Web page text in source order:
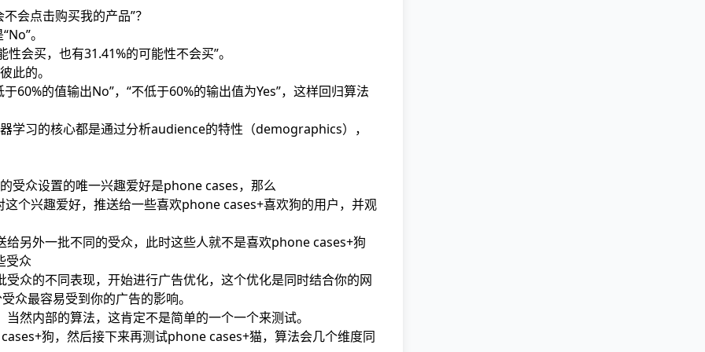
会点击购买我的产品”？
。
会买，也有31.41%的可能性不会买”。
此的。
60%的值输出No”，“不低于60%的输出值为Yes”，这样回归算法
学习的核心都是通过分析audience的特性（demographics），
受众设置的唯一兴趣爱好是phone cases，那么
个兴趣爱好，推送给一些喜欢phone cases+喜欢狗的用户，并观
另外一批不同的受众，此时这些人就不是喜欢phone cases+狗
受众
众的不同表现，开始进行广告优化，这个优化是同时结合你的网
众最容易受到你的广告的影响。
然内部的算法，这肯定不是简单的一个一个来测试。
狗，然后接下来再测试phone cases+猫，算法会几个维度同